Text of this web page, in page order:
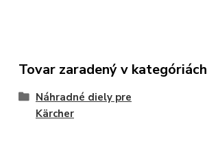
Tovar zaradený v kategóriách
Náhradné diely pre
Kärcher